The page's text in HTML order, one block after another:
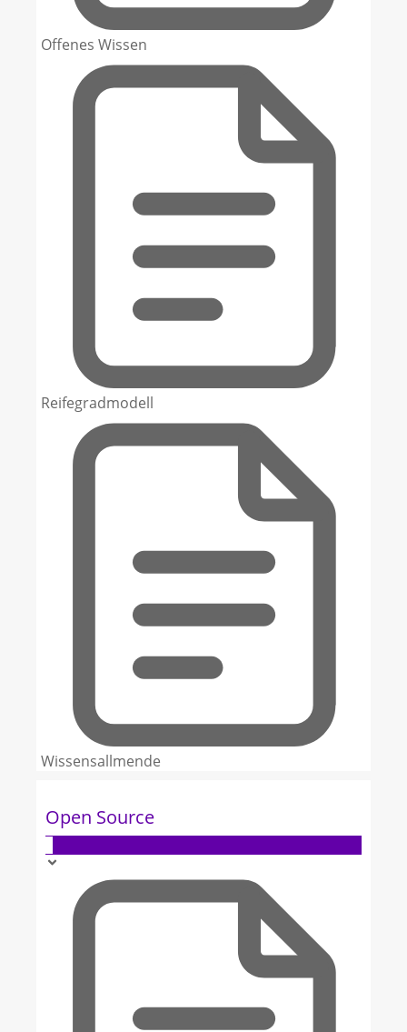
Offenes Wissen
Reifegradmodell
Wissensallmende
Open Source